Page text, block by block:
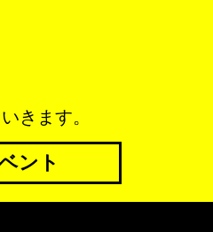
きます。
ント